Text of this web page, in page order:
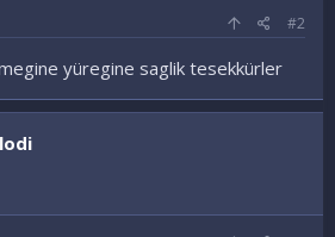
#2
yüregine saglik tesekkürler